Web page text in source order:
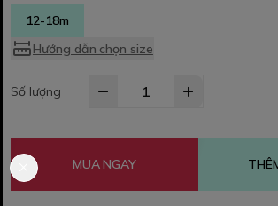
12-18m
Hướng dẫn chọn size
Số lượng
MUA NGAY